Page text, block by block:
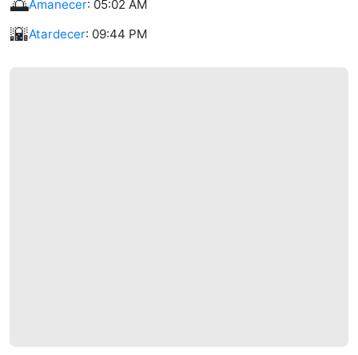
🌅Amanecer: 05:02 AM
🌇Atardecer: 09:44 PM